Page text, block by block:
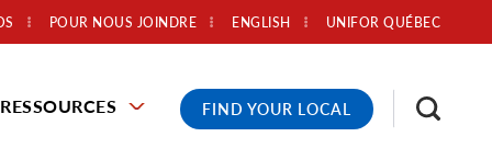
POUR NOUS JOINDRE UNIFOR QUÉBEC
ENGLISH
RESSOURCES FIND YOUR LOCAL